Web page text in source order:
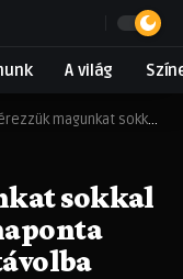
A világ
sokkal nyugodtabbnak, ha naponta legalább tíz percet a távolba nézünk?
sokkal